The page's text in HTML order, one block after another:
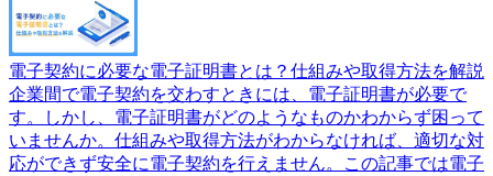
電子契約に必要な電子証明書とは？仕組みや取得方法を解説
企業間で電子契約を交わすときには、電子証明書が必要で
す。しかし、電子証明書がどのようなものかわからず困って
いませんか。仕組みや取得方法がわからなければ、適切な対
応ができず安全に電子契約を行えません。この記事では電子